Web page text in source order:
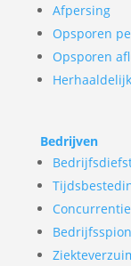
Afpersing
Opsporen
Opsporen
Bedrijven